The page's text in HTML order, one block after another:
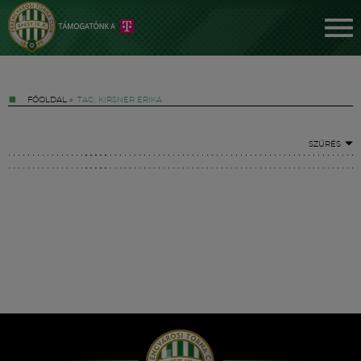
FŐOLDAL » TAG: KIRSNER ERIKA
SZŰRÉS
Hírek